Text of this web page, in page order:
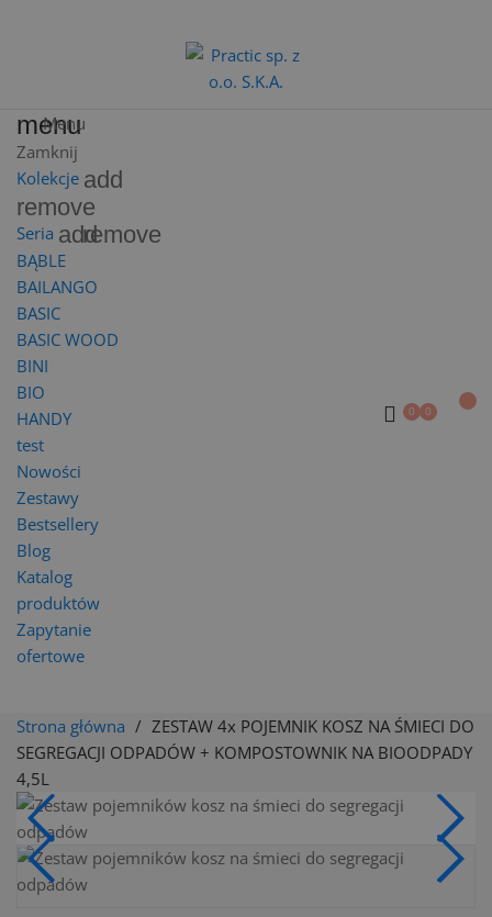
menu
Menu
Zamknij
Kolekcje add
remove
Seria addremove
BĄBLE
BAILANGO
BASIC
BASIC WOOD
BINI
BIO
HANDY
test
Nowości
Zestawy
Bestsellery
Blog
Katalog
produktów
Zapytanie
ofertowe
Strona główna
ZESTAW 4x POJEMNIK KOSZ NA ŚMIECI DO
SEGREGACJI ODPADÓW + KOMPOSTOWNIK NA BIOODPADY
4,5L